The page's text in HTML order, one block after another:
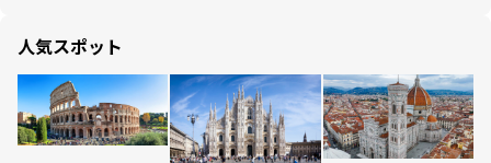
人気スポット